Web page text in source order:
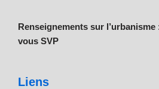
Renseignements sur
vous SVP
Liens